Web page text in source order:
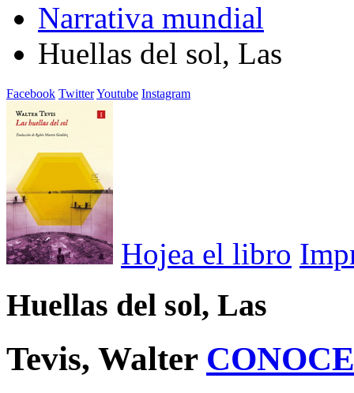
Narrativa mundial
Huellas del sol, Las
Facebook TwitterYoutube Instagram
Hojea el libro
Huellas del sol, Las
Tevis, Walter